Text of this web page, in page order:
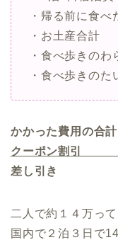
・帰る前に食
・お土産
・食べ歩き
・食べ歩き
かかった費用の合
クーポン割引
差し引き
二人で約１４万っ
国内で２泊３日で